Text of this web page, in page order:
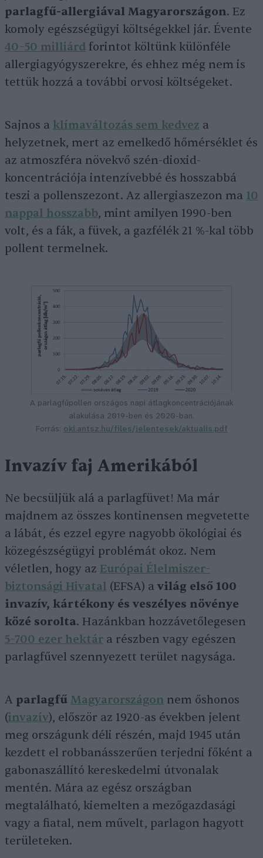
parlagfű-allergiával Magyarországon. Ez
komoly egészségügyi költségekkel jár. Évente
40–50 milliárd forintot költünk különféle
allergiagyógyszerekre, és ehhez még nem is
tettük hozzá a további orvosi költségeket.
Sajnos a klímaváltozás sem kedvez a
helyzetnek, mert az emelkedő hőmérséklet és
az atmoszféra növekvő szén-dioxid-
koncentrációja intenzívebbé és hosszabbá
teszi a pollenszezont. Az allergiaszezon ma 10
nappal hosszabb, mint amilyen 1990-ben
volt, és a fák, a füvek, a gazfélék 21 %-kal több
pollent termelnek.
A parlagfűpollen országos napi átlagkoncentrációjának
alakulása 2019-ben és 2020-ban.
Forrás: oki.antsz.hu/files/jelentesek/aktualis.pdf
Invazív faj Amerikából
Ne becsüljük alá a parlagfüvet! Ma már
majdnem az összes kontinensen megvetette
a lábát, és ezzel egyre nagyobb ökológiai és
közegészségügyi problémát okoz. Nem
véletlen, hogy az Európai Élelmiszer-
biztonsági Hivatal (EFSA) a világ első 100
invazív, kártékony és veszélyes növénye
közé sorolta. Hazánkban hozzávetőlegesen
5–700 ezer hektár a részben vagy egészen
parlagfűvel szennyezett terület nagysága.
A parlagfű Magyarországon nem őshonos
(invazív), először az 1920-as években jelent
meg országunk déli részén, majd 1945 után
kezdett el robbanásszerűen terjedni főként a
gabonaszállító kereskedelmi útvonalak
mentén. Mára az egész országban
megtalálható, kiemelten a mezőgazdasági
vagy a fiatal, nem művelt, parlagon hagyott
területeken.